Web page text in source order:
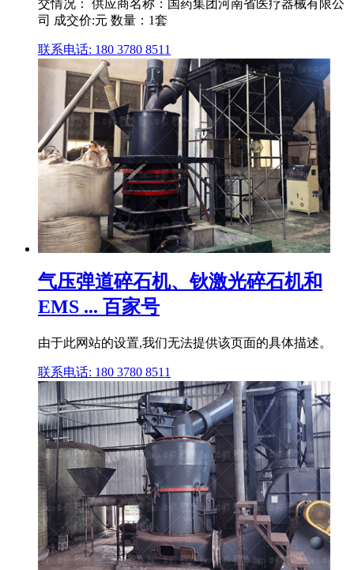
交情况： 供应商名称：国药集团河南省医疗器械有限公
司 成交价:元 数量：1套
联系电话: 180 3780 8511
气压弹道碎石机、钬激光碎石机和
EMS ... 百家号
由于此网站的设置,我们无法提供该页面的具体描述。
联系电话: 180 3780 8511